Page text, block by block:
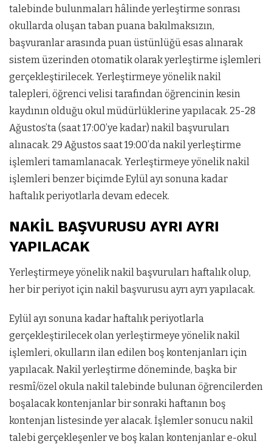
talebinde bulunmaları hâlinde yerleştirme sonrası
okullarda oluşan taban puana bakılmaksızın,
başvuranlar arasında puan üstünlüğü esas alınarak
sistem üzerinden otomatik olarak yerleştirme işlemleri
gerçekleştirilecek. Yerleştirmeye yönelik nakil
talepleri, öğrenci velisi tarafından öğrencinin kesin
kaydının olduğu okul müdürlüklerine yapılacak. 25-28
Ağustos’ta (saat 17:00’ye kadar) nakil başvuruları
alınacak. 29 Ağustos saat 19:00’da nakil yerleştirme
işlemleri tamamlanacak. Yerleştirmeye yönelik nakil
işlemleri benzer biçimde Eylül ayı sonuna kadar
haftalık periyotlarla devam edecek.
NAKİL BAŞVURUSU AYRI AYRI
YAPILACAK
Yerleştirmeye yönelik nakil başvuruları haftalık olup,
her bir periyot için nakil başvurusu ayrı ayrı yapılacak.
Eylül ayı sonuna kadar haftalık periyotlarla
gerçekleştirilecek olan yerleştirmeye yönelik nakil
işlemleri, okulların ilan edilen boş kontenjanları için
yapılacak. Nakil yerleştirme döneminde, başka bir
resmî/özel okula nakil talebinde bulunan öğrencilerden
boşalacak kontenjanlar bir sonraki haftanın boş
kontenjan listesinde yer alacak. İşlemler sonucu nakil
talebi gerçekleşenler ve boş kalan kontenjanlar e-okul